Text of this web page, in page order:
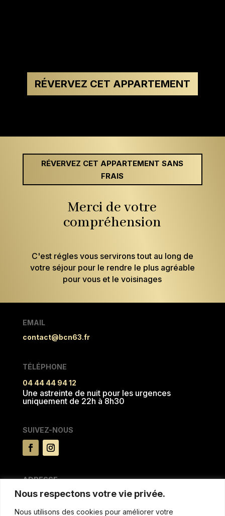
Nous respectons votre vie privée.
Nous utilisons des cookies pour améliorer votre
RÉVERVEZ CET APPARTEMENT
RÉVERVEZ CET APPARTEMENT SANS
FRAIS
Merci de votre
compréhension
C'est régles vous servirons tout au long de
votre séjour pour le rendre le plus agréable
pour vous et le voisinages
EMAIL
contact@bcn63.fr
TÉLÉPHONE
04 44 44 94 12
Une astreinte de nuit pour les urgences
uniquement de 22h à 8h30
SUIVEZ-NOUS
ADRESSE
15 rue du Pré la reine
63100 CLERMONT FERRAND